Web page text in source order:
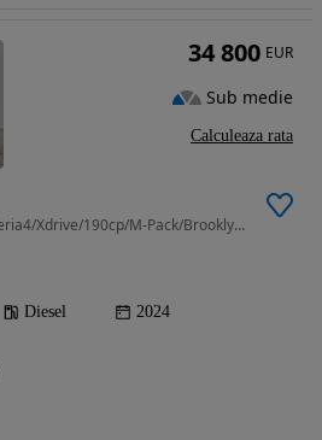
1995 cm3 • 190 CP • Bmw Seria4/Xdrive/190cp/M-Pack/Brooklyn Grey Metallic
Diesel 2024
34 800 EUR
Sub medie
Calculeaza rata